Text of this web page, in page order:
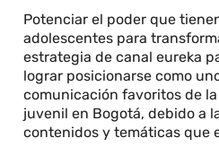
Potenciar el poder que
adolescentes para
estrategia de canal eureka
lograr posicionarse como
comunicación favoritos de
juvenil en Bogotá, debido a
contenidos y temáticas que